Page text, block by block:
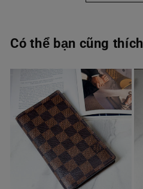
Có thể bạn cũng thích